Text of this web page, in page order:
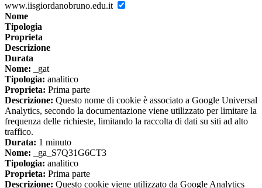
www.iisgiordanobruno.edu.it
Nome
Tipologia
Proprieta
Descrizione
Durata
Nome: _gat
Tipologia: analitico
Proprieta: Prima parte
Descrizione: Questo nome di cookie è associato a Google Universal
Analytics, secondo la documentazione viene utilizzato per limitare la
frequenza delle richieste, limitando la raccolta di dati su siti ad alto
traffico.
Durata: 1 minuto
Nome: _ga_S7Q31G6CT3
Tipologia: analitico
Proprieta: Prima parte
Descrizione: Questo cookie viene utilizzato da Google Analytics